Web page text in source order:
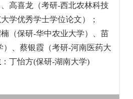
高喜龙（考研-西北农林科技
学优秀学士学位论文）；
楠（保研-华中农业大学）、苗
）、蔡银霞（考研-河南医药大
：丁怡方(保研-湖南大学)